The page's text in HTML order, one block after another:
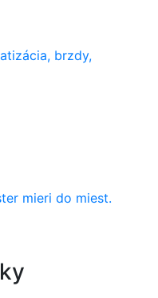
brzdy,
mieri do miest.